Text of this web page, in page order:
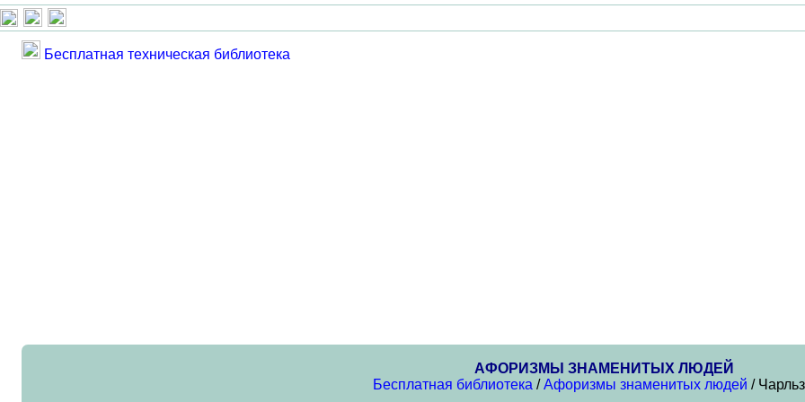
Бесплатная техническая библиотека
АФОРИЗМЫ ЗНАМЕНИТЫХ ЛЮДЕЙ
Бесплатная библиотека /Афоризмы знаменитых людей /